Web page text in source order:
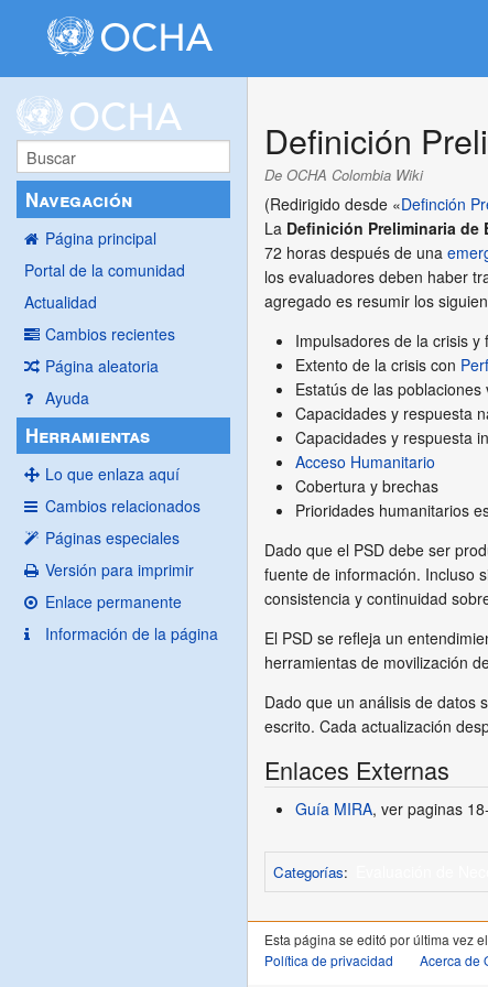
Navegación
Página principal
Portal de la comunidad
Actualidad
Cambios recientes
Página aleatoria
Ayuda
Herramientas
Lo que enlaza aquí
Cambios relacionados
Páginas especiales
Versión para imprimir
Enlace permanente
Información de la página
Definición
De OCHA Colombia Wiki
(Redirigido desde «Definción
La Definición Preliminaria de
72 horas después de una
los evaluadores deben haber
agregado es resumir los
Impulsadores de la crisis
Extento de la crisis con
Estatús de las
Capacidades y respuesta
Capacidades y respuesta
Acceso Humanitario
Cobertura y brechas
Prioridades humanitarios
Dado que el PSD debe ser
fuente de información. Incluso
consistencia y continuidad
El PSD se refleja un
herramientas de movilización
Dado que un análisis de datos
escrito. Cada actualización
Enlaces Externas
Guía MIRA, ver paginas
Categorías:
Esta página se editó por última vez
Política de privacidad
Acerca de